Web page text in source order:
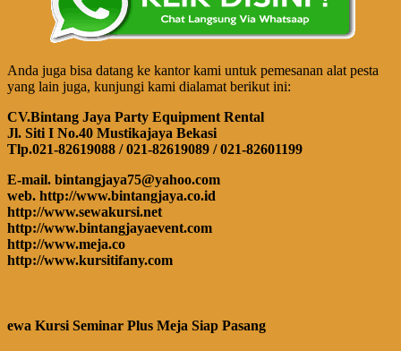
Anda juga bisa datang ke kantor kami untuk pemesanan alat pesta
yang lain juga, kunjungi kami dialamat berikut ini:
CV.Bintang Jaya Party Equipment Rental
Jl. Siti I No.40 Mustikajaya Bekasi
Tlp.021-82619088 / 021-82619089 / 021-82601199
E-mail. bintangjaya75@yahoo.com
web. http://www.bintangjaya.co.id
http://www.sewakursi.net
http://www.bintangjayaevent.com
http://www.meja.co
http://www.kursitifany.com
ewa Kursi Seminar Plus Meja Siap Pasang